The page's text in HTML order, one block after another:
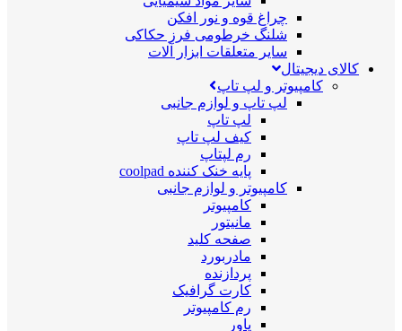
چراغ قوه و نور افکن
شلنگ خرطومی فرز حکاکی
سایر متعلقات ابزار آلات
کالای دیجیتال
کامپیوتر و لپ تاپ
لپ تاپ و لوازم جانبی
لپ تاپ
کیف لپ تاپ
رم لپتاپ
پایه خنک کننده coolpad
کامپیوتر و لوازم جانبی
کامپیوتر
مانیتور
صفحه کلید
مادربورد
پردازنده
کارت گرافیک
رم کامپیوتر
پاور